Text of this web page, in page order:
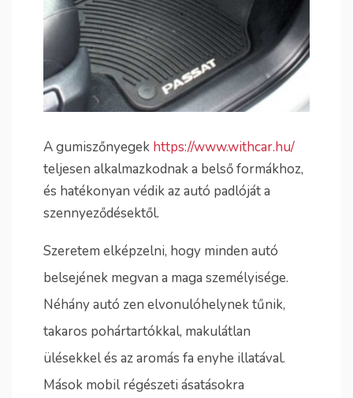
A gumiszőnyegek https://www.withcar.hu/
teljesen alkalmazkodnak a belső formákhoz,
és hatékonyan védik az autó padlóját a
szennyeződésektől.
Szeretem elképzelni, hogy minden autó
belsejének megvan a maga személyisége.
Néhány autó zen elvonulóhelynek tűnik,
takaros pohártartókkal, makulátlan
ülésekkel és az aromás fa enyhe illatával.
Mások mobil régészeti ásatásokra